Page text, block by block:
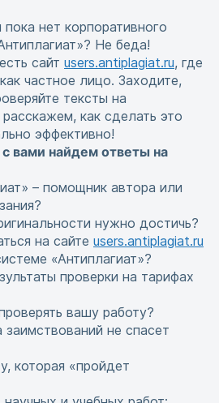
нет корпоративного
Не беда!
сайт users.antiplagiat.ru, где
частное лицо. Заходите,
тексты на
как сделать это
эффективно!
вами найдем ответы на
– помощник автора или
нужно достичь?
на сайте users.antiplagiat.ru
«Антиплагиат»?
проверки на тарифах
вашу работу?
не спасет
которая «пройдет